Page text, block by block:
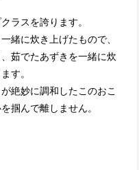
ラスを誇ります。
緒に炊き上げたもので、
茹でたあずきを一緒に炊
す。
絶妙に調和したこのおこ
掴んで離しません。